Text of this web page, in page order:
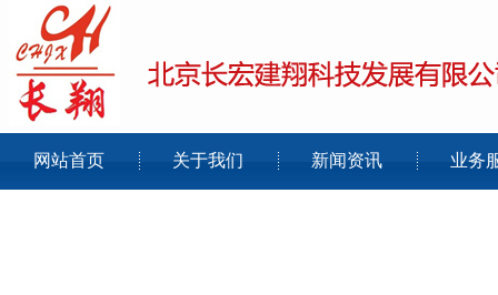
网站首页 关于我们 新闻资讯 业务